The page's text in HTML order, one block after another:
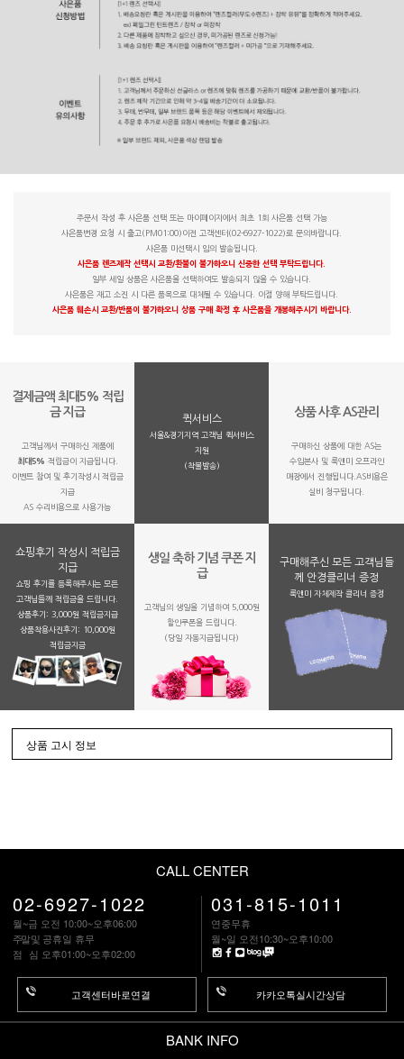
주문서 작성 후 사은품 선택 또는 마이페이지에서 최초 1회 사은품 선택 가능
사은품변경 요청 시 출고(PM01:00)이전 고객센터(02-6927-1022)로 문의바랍니다.
사은품 미선택시 임의 발송됩니다.
사은품 렌즈제작 선택시 교환/환불이 불가하오니 신중한 선택 부탁드립니다.
일부 세일 상품은 사은품을 선택하여도 발송되지 않을 수 있습니다.
사은품은 재고 소진 시 다른 품목으로 대체될 수 있습니다. 이점 양해 부탁드립니다.
사은품 훼손시 교환/반품이 불가하오니 상품 구매 확정 후 사은품을 개봉해주시기 바랍니다.
결제금액 최대5% 적립
금 지급
고객님께서 구매하신 제품에
최대5% 적립금이 지급됩니다.
이벤트 참여 및 후기작성시 적립금
지급
AS 수리비용으로 사용가능
퀵서비스
서울&경기지역 고객님 퀵서비스
지원
(착불발송)
상품 사후 AS관리
구매하신 상품에 대한 AS는
수입본사 및 룩앤미 오프라인
매장에서 진행됩니다.AS비용은
실비 청구됩니다.
쇼핑후기 작성시 적립금
지급
쇼핑 후기를 등록해주시는 모든
고객님들께 적립금을 드립니다.
상품후기: 3,000원 적립금지급
상품착용사진후기: 10,000원
적립금지금
생일 축하 기념 쿠폰 지
급
고객님의 생일을 기념하여 5,000원
할인쿠폰을 드립니다.
(당일 자동지급됩니다)
구매해주신 모든 고객님들
께 안경클리너 증정
룩앤미 자체제작 클리너 증정
상품 고시 정보
CALL CENTER
02-6927-1022
월~금 오전 10:00~오후06:00
주말및 공휴일 휴무
점 심 오후01:00~오후02:00
고객센터바로연결
031-815-1011
연중무휴
월~일 오전10:30~오후10:00
카카오톡실시간상담
BANK INFO